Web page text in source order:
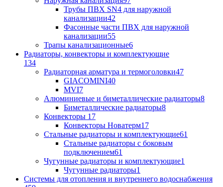
Трубы ПВХ SN4 для наружной
канализации42
Фасонные части ПВХ для наружной
канализации55
Трапы канализационные6
Радиаторы, конвекторы и комплектующие
134
Радиаторная арматура и термоголовки47
GIACOMINI40
MVI7
Алюминиевые и биметаллические радиаторы8
Биметаллические радиаторы8
Конвекторы 17
Конвекторы Новатерм17
Стальные радиаторы и комплектующие61
Стальные радиаторы с боковым
подключением61
Чугунные радиаторы и комплектующие1
Чугунные радиаторы1
Системы для отопления и внутреннего водоснабжения